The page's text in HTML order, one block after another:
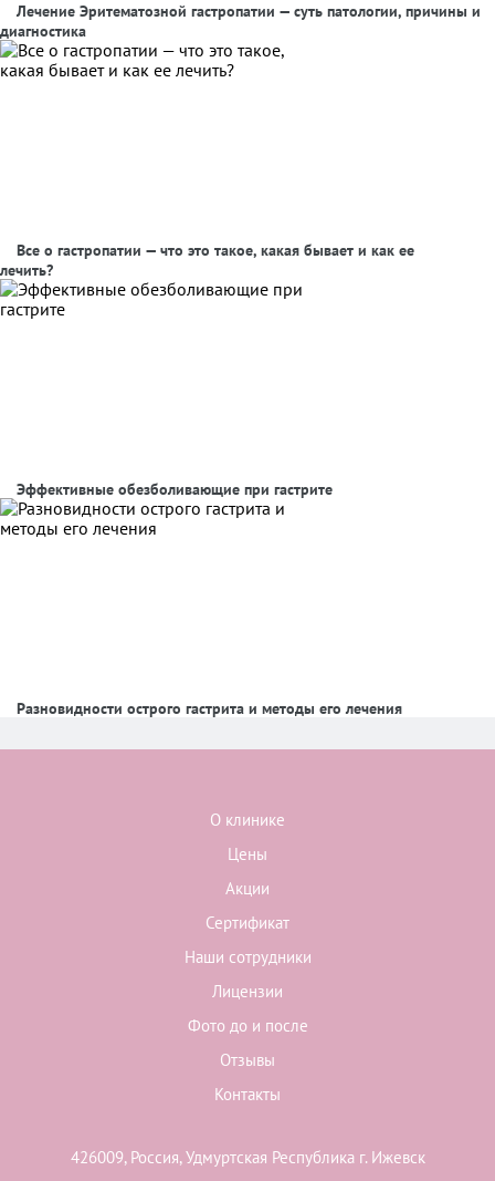
Лечение Эритематозной гастропатии — суть патологии, причины и
диагностика
Все о гастропатии — что это такое, какая бывает и как ее
лечить?
Эффективные обезболивающие при гастрите
Разновидности острого гастрита и методы его лечения
О клинике
Цены
Акции
Сертификат
Наши сотрудники
Лицензии
Фото до и после
Отзывы
Контакты
426009, Россия, Удмуртская Республика г. Ижевск